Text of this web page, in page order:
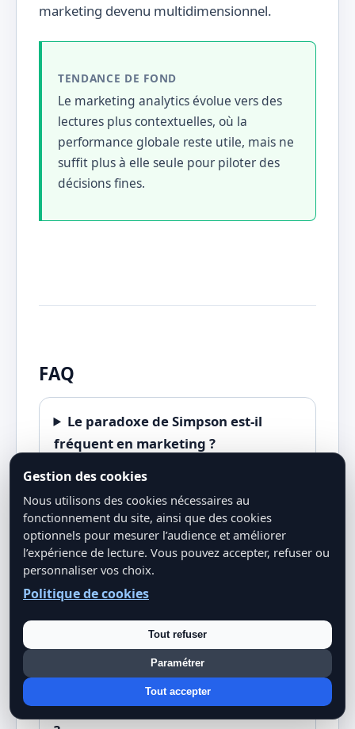
marketing devenu multidimensionnel.
TENDANCE DE FOND
Le marketing analytics évolue vers des
lectures plus contextuelles, où la
performance globale reste utile, mais ne
suffit plus à elle seule pour piloter des
décisions fines.
FAQ
Le paradoxe de Simpson est-il
fréquent en marketing ?
Le paradoxe de Simpson signifie-t-il
que les KPI globaux sont inutiles ?
paradoxe de Simpson dans un
Le paradoxe de Simpson concerne-
t-il seulement les taux de conversion
Gestion des cookies
Nous utilisons des cookies nécessaires au
fonctionnement du site, ainsi que des cookies
optionnels pour mesurer l’audience et améliorer
l’expérience de lecture. Vous pouvez accepter, refuser ou
personnaliser vos choix.
Politique de cookies
Tout refuser
Paramétrer
Tout accepter